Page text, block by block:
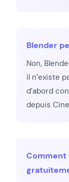
Blender
Non,
il n’existe
d’abord
depuis
Comment